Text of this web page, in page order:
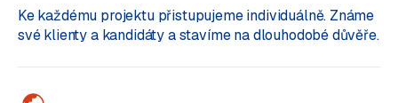
Ke každému projektu přistupujeme individuálně. Známe
své klienty a kandidáty a stavíme na dlouhodobé důvěře.